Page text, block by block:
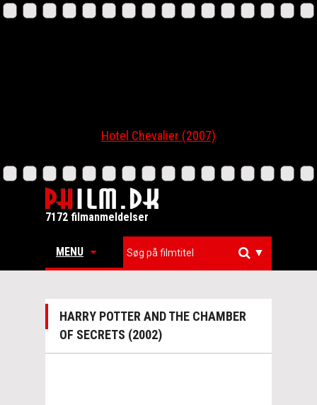
Hotel Chevalier (2007)
7172 filmanmeldelser
MENU ▼
HARRY POTTER AND THE CHAMBER
OF SECRETS (2002)